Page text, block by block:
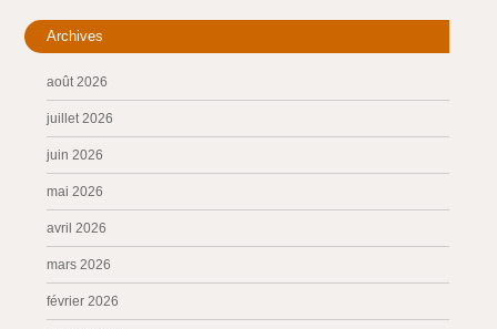
Archives
août 2026
juillet 2026
juin 2026
mai 2026
avril 2026
mars 2026
février 2026